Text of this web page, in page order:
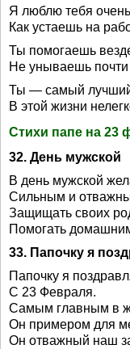
Я люблю тебя
Как устаешь на
Ты помогаешь
Не унываешь почти
Ты — самый
В этой жизни
Стихи папе на 23
32. День мужской
В день мужской
Сильным и
Защищать своих
Помогать
33. Папочку я
Папочку я
С 23 Февраля.
Самым главным в
Он примером для
Он отважный наш